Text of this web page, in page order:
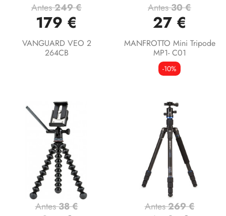
Antes249 €
179 €
VANGUARD VEO 2
264CB
Antes30 €
27 €
MANFROTTO Mini Tripode
MP1- C01
-10%
Antes38 € Antes269 €